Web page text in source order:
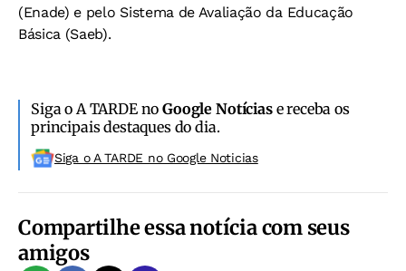
(Enade) e pelo Sistema de Avaliação da Educação
Básica (Saeb).
Siga o A TARDE noGoogle Notíciase receba os
principais destaques do dia.
Siga o A TARDE no Google Noticias
Compartilhe essa notícia com seus
amigos